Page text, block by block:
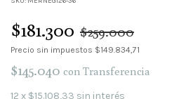
$181.300 $259.000
Precio sin impuestos $149.834,71
$145.040 con Transferencia
12 x $15.108,33 sin interés